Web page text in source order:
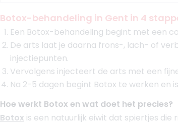
Botox-behandeling in Gent in 4
Een Botox-behandeling begint met een
De arts laat je daarna frons-, lach- of
injectiepunten.
Vervolgens injecteert de arts met een
Na 2-5 dagen begint Botox te werken en
Hoe werkt Botox en wat doet het precies?
Botox is een natuurlijk eiwit dat spiertjes die